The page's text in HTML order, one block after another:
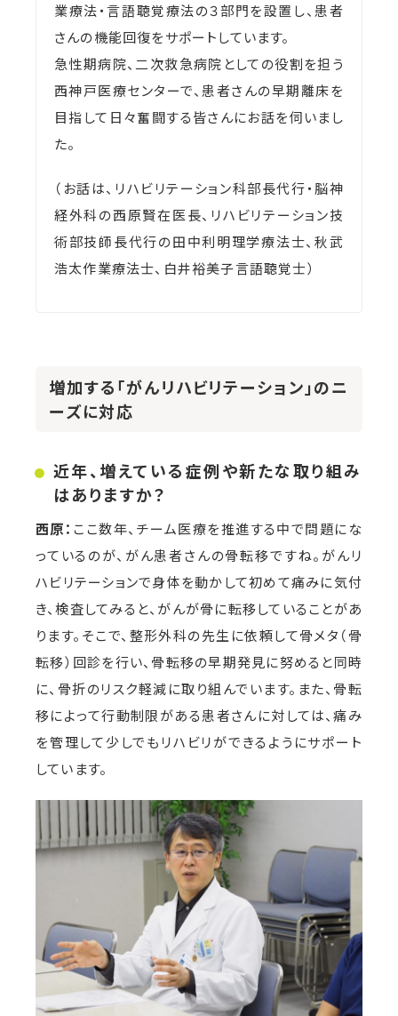
業療法・言語聴覚療法の３部門を設置し、患者
さんの機能回復をサポートしています。
急性期病院、二次救急病院としての役割を担う
西神戸医療センターで、患者さんの早期離床を
目指して日々奮闘する皆さんにお話を伺いまし
た。
（お話は、リハビリテーション科部長代行・脳神
経外科の西原賢在医長、リハビリテーション技
術部技師長代行の田中利明理学療法士、秋武
浩太作業療法士、白井裕美子言語聴覚士）
増加する「がんリハビリテーション」のニ
ーズに対応
近年、増えている症例や新たな取り組み
はありますか？
西原： ここ数年、チーム医療を推進する中で問題にな
っているのが、がん患者さんの骨転移ですね。がんリ
ハビリテーションで身体を動かして初めて痛みに気付
き、検査してみると、がんが骨に転移していることがあ
ります。そこで、整形外科の先生に依頼して骨メタ（骨
転移）回診を行い、骨転移の早期発見に努めると同時
に、骨折のリスク軽減に取り組んでいます。また、骨転
移によって行動制限がある患者さんに対しては、痛み
を管理して少しでもリハビリができるようにサポート
しています。